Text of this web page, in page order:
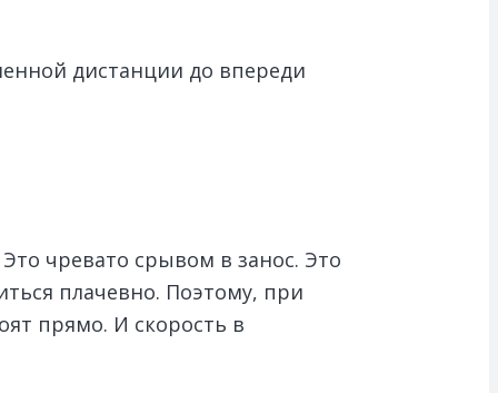
дистанции до впереди
чревато срывом в занос. Это
плачевно. Поэтому, при
прямо. И скорость в